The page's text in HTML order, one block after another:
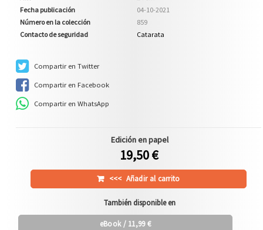
Fecha publicación
04-10-2021
Número en la colección
859
Contacto de seguridad
Catarata
Compartir en Twitter
Compartir en Facebook
Compartir en WhatsApp
Edición en papel
19,50 €
<<< Añadir al carrito
También disponible en
eBook/ 11,99 €